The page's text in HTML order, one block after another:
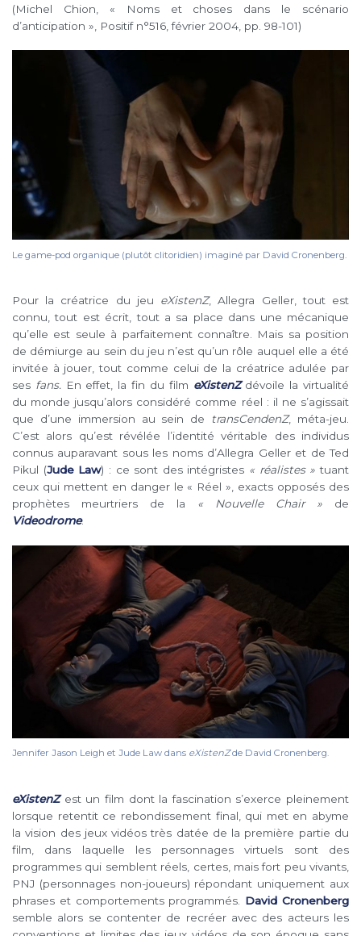
(Michel Chion, « Noms et choses dans le scénario
d’anticipation », Positif n°516, février 2004, pp. 98-101)
Le game-pod organique (plutôt clitoridien) imaginé par David Cronenberg.
Pour la créatrice du jeu eXistenZ, Allegra Geller, tout est
connu, tout est écrit, tout a sa place dans une mécanique
qu’elle est seule à parfaitement connaître. Mais sa position
de démiurge au sein du jeu n’est qu’un rôle auquel elle a été
invitée à jouer, tout comme celui de la créatrice adulée par
ses fans. En effet, la fin du film eXistenZdévoile la virtualité
du monde jusqu’alors considéré comme réel : il ne s’agissait
que d’une immersion au sein de
transCendenZ, méta-jeu.
C’est alors qu’est révélée l’identité véritable des individus
connus auparavant sous les noms d’Allegra Geller et de Ted
Pikul (Jude Law) : ce sont des intégristes « réalistes »tuant
ceux qui mettent en danger le « Réel », exacts opposés des
prophètes meurtriers de la « Nouvelle Chair » de
Videodrome.
Jennifer Jason Leigh et Jude Law dans eXistenZde David Cronenberg.
eXistenZest un film dont la fascination s’exerce pleinement
lorsque retentit ce rebondissement final, qui met en abyme
la vision des jeux vidéos très datée de la première partie du
film, dans laquelle les personnages virtuels sont des
programmes qui semblent réels, certes, mais fort peu vivants,
PNJ (personnages non-joueurs) répondant uniquement aux
phrases et comportements programmés. David Cronenberg
semble alors se contenter de recréer avec des acteurs les